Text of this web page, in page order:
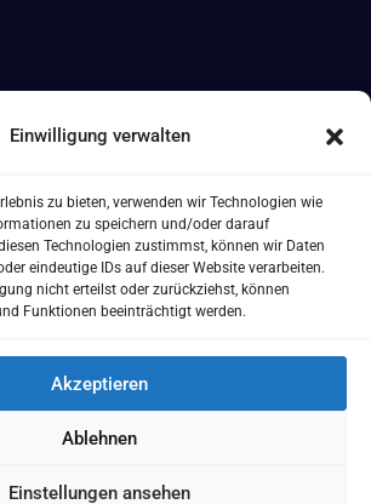
Einwilligung verwalten
zu bieten, verwenden wir Technologien wie
zu speichern und/oder darauf
Technologien zustimmst, können wir Daten
eindeutige IDs auf dieser Website verarbeiten.
nicht erteilst oder zurückziehst, können
Funktionen beeinträchtigt werden.
Akzeptieren
Ablehnen
Einstellungen ansehen
Cookie Richtlinie